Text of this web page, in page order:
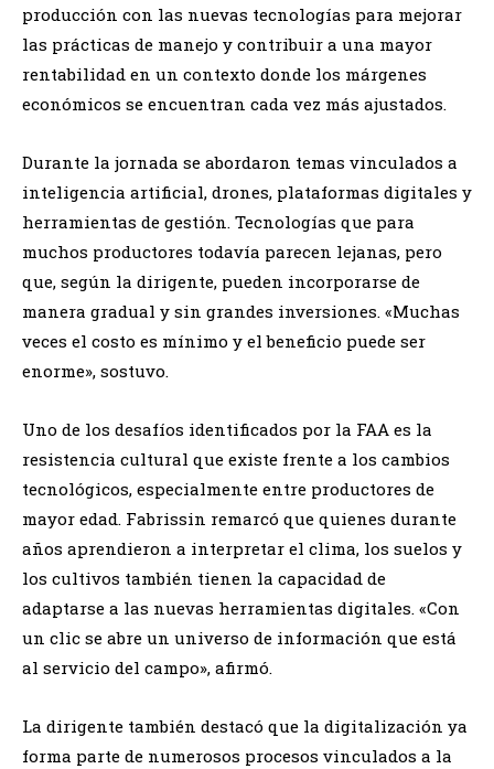
producción con las nuevas tecnologías para mejorar
las prácticas de manejo y contribuir a una mayor
rentabilidad en un contexto donde los márgenes
económicos se encuentran cada vez más ajustados.
Durante la jornada se abordaron temas vinculados a
inteligencia artificial, drones, plataformas digitales y
herramientas de gestión. Tecnologías que para
muchos productores todavía parecen lejanas, pero
que, según la dirigente, pueden incorporarse de
manera gradual y sin grandes inversiones. «Muchas
veces el costo es mínimo y el beneficio puede ser
enorme», sostuvo.
Uno de los desafíos identificados por la FAA es la
resistencia cultural que existe frente a los cambios
tecnológicos, especialmente entre productores de
mayor edad. Fabrissin remarcó que quienes durante
años aprendieron a interpretar el clima, los suelos y
los cultivos también tienen la capacidad de
adaptarse a las nuevas herramientas digitales. «Con
un clic se abre un universo de información que está
al servicio del campo», afirmó.
La dirigente también destacó que la digitalización ya
forma parte de numerosos procesos vinculados a la